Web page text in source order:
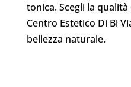
tonica. Scegli la
Centro Estetico Di Bi
bellezza naturale.